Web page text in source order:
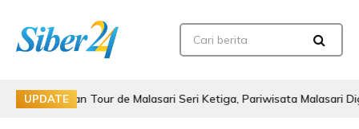
UPDATE
Tour de Malasari Seri Ketiga, Pariwisata Malasari Digenjot